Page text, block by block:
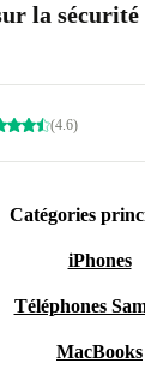
la
(4.6)
Catégories
iPhones
Téléphones
MacBooks